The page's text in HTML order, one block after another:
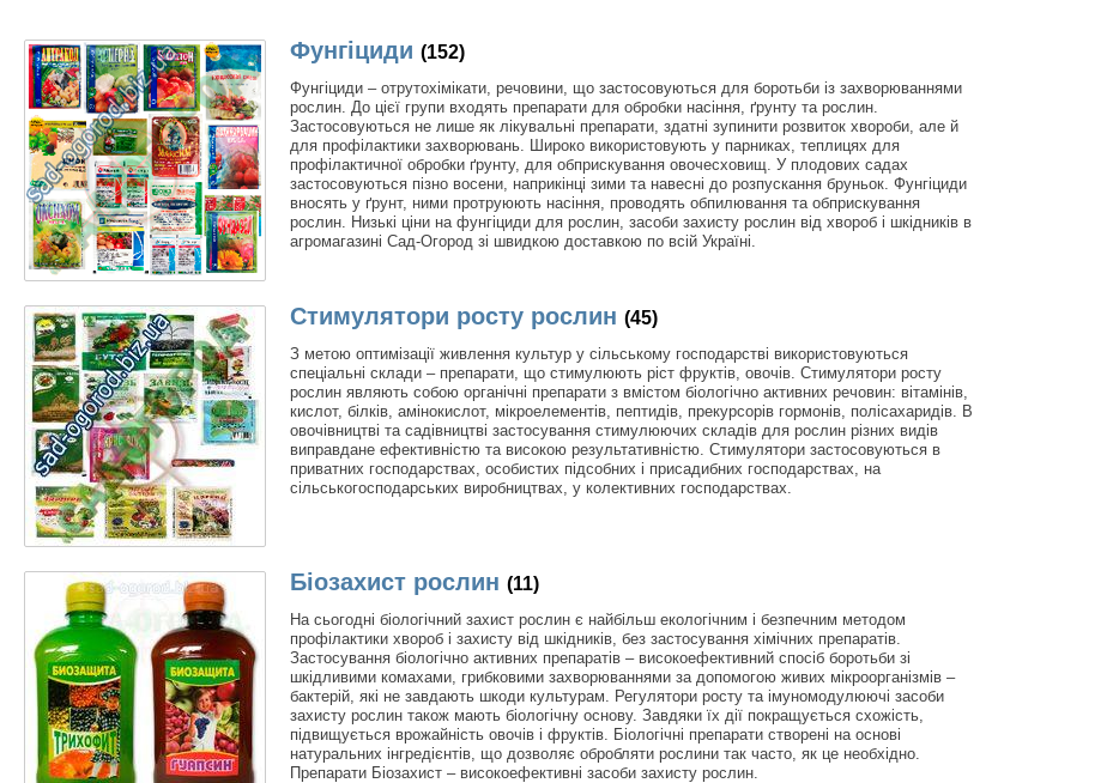
Фунгіциди (152)
Фунгіциди – отрутохімікати, речовини, що застосовуються для боротьби із захворюваннями
рослин. До цієї групи входять препарати для обробки насіння, ґрунту та рослин.
Застосовуються не лише як лікувальні препарати, здатні зупинити розвиток хвороби, але й
для профілактики захворювань. Широко використовують у парниках, теплицях для
профілактичної обробки ґрунту, для обприскування овочесховищ. У плодових садах
застосовуються пізно восени, наприкінці зими та навесні до розпускання бруньок. Фунгіциди
вносять у ґрунт, ними протруюють насіння, проводять обпилювання та обприскування
рослин. Низькі ціни на фунгіциди для рослин, засоби захисту рослин від хвороб і шкідників в
агромагазині Сад-Огород зі швидкою доставкою по всій Україні.
Стимулятори росту рослин (45)
З метою оптимізації живлення культур у сільському господарстві використовуються
спеціальні склади – препарати, що стимулюють ріст фруктів, овочів. Стимулятори росту
рослин являють собою органічні препарати з вмістом біологічно активних речовин: вітамінів,
кислот, білків, амінокислот, мікроелементів, пептидів, прекурсорів гормонів, полісахаридів. В
овочівництві та садівництві застосування стимулюючих складів для рослин різних видів
виправдане ефективністю та високою результативністю. Стимулятори застосовуються в
приватних господарствах, особистих підсобних і присадибних господарствах, на
сільськогосподарських виробництвах, у колективних господарствах.
Біозахист рослин (11)
На сьогодні біологічний захист рослин є найбільш екологічним і безпечним методом
профілактики хвороб і захисту від шкідників, без застосування хімічних препаратів.
Застосування біологічно активних препаратів – високоефективний спосіб боротьби зі
шкідливими комахами, грибковими захворюваннями за допомогою живих мікроорганізмів –
бактерій, які не завдають шкоди культурам. Регулятори росту та імуномодулюючі засоби
захисту рослин також мають біологічну основу. Завдяки їх дії покращується схожість,
підвищується врожайність овочів і фруктів. Біологічні препарати створені на основі
натуральних інгредієнтів, що дозволяє обробляти рослини так часто, як це необхідно.
Препарати Біозахист – високоефективні засоби захисту рослин.